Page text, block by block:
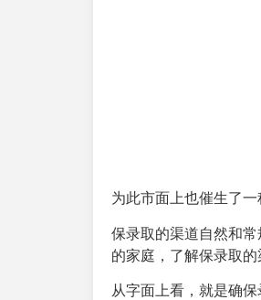
为此市面上也催生了
保录取的渠道自然和
的家庭，了解保录取的
从字面上看，就是确